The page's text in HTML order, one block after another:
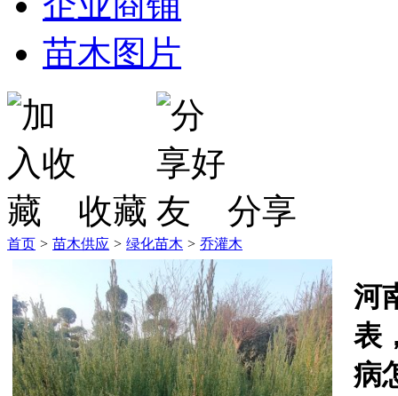
苗木图片
收藏 分享
首页 > 苗木供应 > 绿化苗木 > 乔灌木
河
表
病